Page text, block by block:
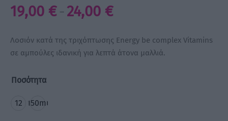
19,00 € – 24,00 €Price
19,00 €
through
Λοσιόν κατά της τριχόπτωσης Energy be complex Vitamins
σε αμπούλες ιδανική για λεπτά άτονα μαλλιά.
Ποσότητα
12
150ml